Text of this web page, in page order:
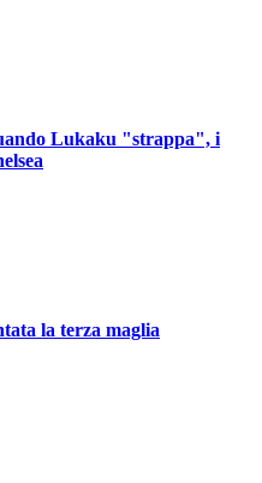
Lukaku "strappa", i
la terza maglia